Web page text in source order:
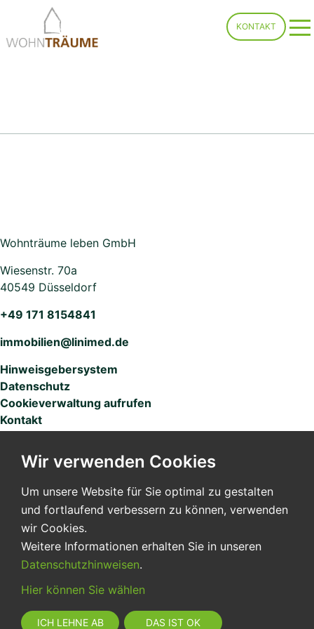
content
KONTAKT
Wohnträume leben GmbH
Wiesenstr. 70a
40549 Düsseldorf
+49 171 8154841
immobilien@linimed.de
Hinweisgebersystem
Datenschutz
Cookieverwaltung aufrufen
Kontakt
LINIMED GRUPPE
Seit 2013 schafft die Wohnträume leben GmbH
Wohnlösungen, die Sicherheit, Komfort und
Selbstbestimmung verbinden.
Wir verwenden Cookies
Um unsere Website für Sie optimal zu gestalten
und fortlaufend verbessern zu können, verwenden
wir Cookies.
Weitere Informationen erhalten Sie in unseren
Datenschutzhinweisen.
Hier können Sie wählen
ICH LEHNE AB DAS IST OK